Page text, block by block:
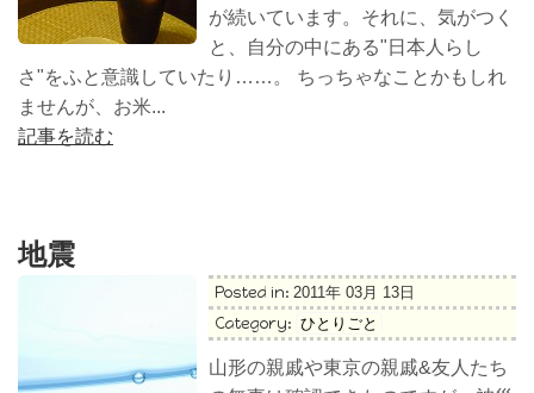
が続いています。それに、気がつく
と、自分の中にある"日本人らし
さ"をふと意識していたり……。 ちっちゃなことかもしれ
ませんが、お米...
記事を読む
地震
Posted in: 2011年 03月 13日
Category: ひとりごと
山形の親戚や東京の親戚&友人たち